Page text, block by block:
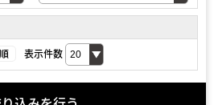
表示件数